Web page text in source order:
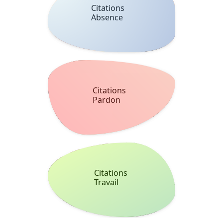
Citations
Absence
Citations
Pardon
Citations
Travail